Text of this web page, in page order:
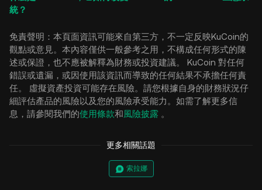
統？
免責聲明：本頁面資訊可能來自第三方，不一定反映KuCoin的
觀點或意見。本內容僅供一般參考之用，不構成任何形式的陳
述或保證，也不應被解釋為財務或投資建議。 KuCoin 對任何
錯誤或遺漏，或因使用該資訊而導致的任何結果不承擔任何責
任。 虛擬資產投資可能存在風險。請您根據自身的財務狀況仔
細評估產品的風險以及您的風險承受能力。如需了解更多信
息，請參閱我們的使用條款和風險披露 。
更多相關話題
索拉娜